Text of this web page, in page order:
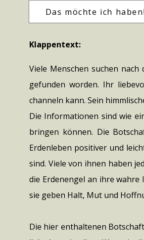
Das möchte ich haben!
Klappentext:
Viele Menschen suchen
gefunden worden. Ihr
channeln kann. Sein
Die Informationen sind wie
bringen können. Die
Erdenleben positiver und
sind. Viele von ihnen haben
die Erdenengel an ihre
sie geben Halt, Mut und
Die hier enthaltenen